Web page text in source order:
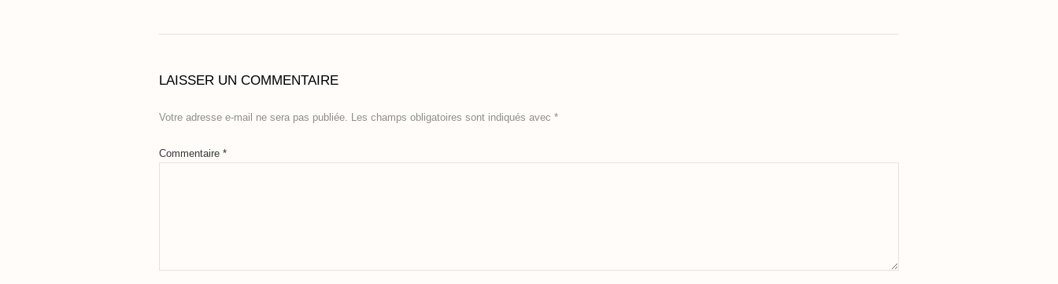
LAISSER UN COMMENTAIRE
Votre adresse e-mail ne sera pas publiée. Les champs obligatoires sont indiqués avec *
Commentaire *